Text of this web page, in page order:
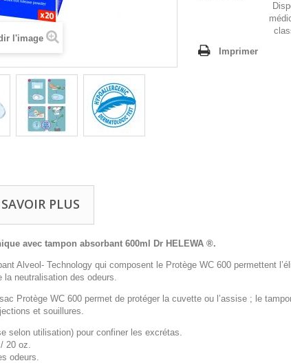
l'image
Imprimer
PLUS
avec tampon absorbant 600ml Dr HELEWA ®.
Alveol- Technology qui composent le Protège WC 600 permettent
neutralisation des odeurs.
Protège WC 600 permet de protéger la cuvette ou l’assise ; le
et souillures.
selon utilisation) pour confiner les excrétas.
20 oz.
odeurs.